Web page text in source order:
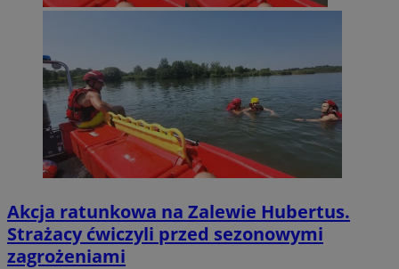
Akcja ratunkowa na Zalewie Hubertus.
Strażacy ćwiczyli przed sezonowymi
zagrożeniami